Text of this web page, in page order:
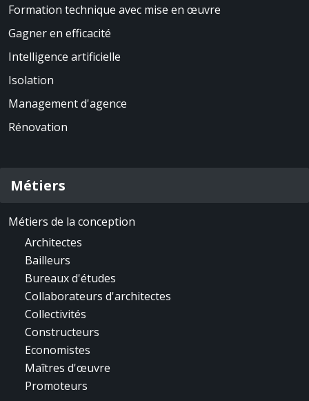
Formation technique avec mise en œuvre
Gagner en efficacité
Intelligence artificielle
Isolation
Management d'agence
Rénovation
Métiers
Métiers de la conception
Architectes
Bailleurs
Bureaux d'études
Collaborateurs d'architectes
Collectivités
Constructeurs
Economistes
Maîtres d'œuvre
Promoteurs